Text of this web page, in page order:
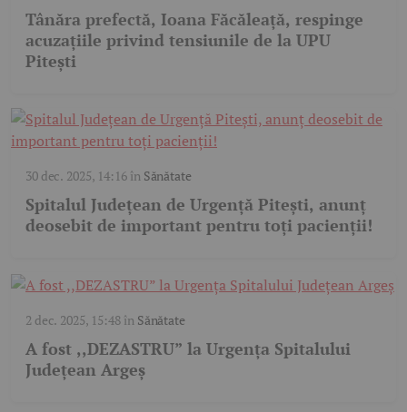
Tânăra prefectă, Ioana Făcăleață, respinge
acuzațiile privind tensiunile de la UPU
Pitești
30 dec. 2025, 14:16în Sănătate
Spitalul Județean de Urgență Pitești, anunț
deosebit de important pentru toți pacienții!
2 dec. 2025, 15:48în Sănătate
A fost ,,DEZASTRU” la Urgența Spitalului
Județean Argeș